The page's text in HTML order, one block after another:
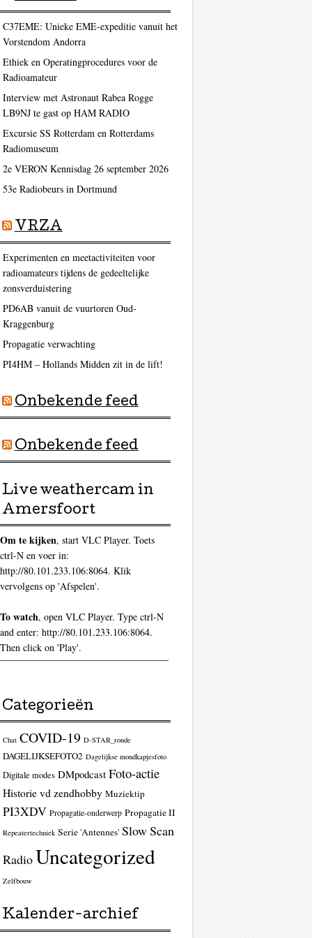
C37EME: Unieke EME-expeditie vanuit het
Vorstendom Andorra
Ethiek en Operatingprocedures voor de
Radioamateur
Interview met Astronaut Rabea Rogge
LB9NJ te gast op HAM RADIO
Excursie SS Rotterdam en Rotterdams
Radiomuseum
2e VERON Kennisdag 26 september 2026
53e Radiobeurs in Dortmund
VRZA
Experimenten en meetactiviteiten voor
radioamateurs tijdens de gedeeltelijke
zonsverduistering
PD6AB vanuit de vuurtoren Oud-
Kraggenburg
Propagatie verwachting
PI4HM – Hollands Midden zit in de lift!
Onbekende feed
Onbekende feed
Live weathercam in
Amersfoort
Om te kijken, start VLC Player. Toets
ctrl-N en voer in:
http://80.101.233.106:8064. Klik
vervolgens op 'Afspelen'.
To watch, open VLC Player. Type ctrl-N
and enter: http://80.101.233.106:8064.
Then click on 'Play'.
Categorieën
Chat COVID-19 D-STAR_ronde
DAGELIJKSEFOTO2 Dagelijkse mondkapjesfoto
Digitale modes DMpodcast Foto-actie
Historie vd zendhobby Muziektip
PI3XDV Propagatie-onderwerp Propagatie II
Repeatertechniek Serie 'Antennes' Slow Scan
RadioUncategorized
Zelfbouw
Kalender-archief